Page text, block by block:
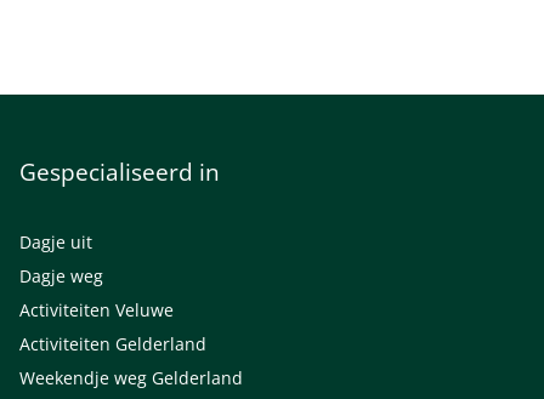
Gespecialiseerd in
Dagje uit
Dagje weg
Activiteiten Veluwe
Activiteiten Gelderland
Weekendje weg Gelderland